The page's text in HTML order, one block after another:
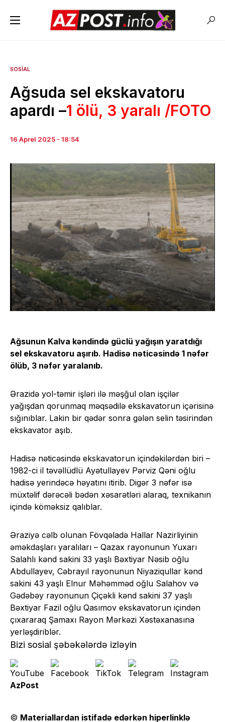
SOSIAL
Ağsuda sel ekskavatoru
apardı –1 ölü, 3 yaralı /FOTO
16 Aprel 2025 - 18:54
Ağsunun Kalva kəndində güclü yağışın yaratdığı
sel ekskavatoru aşırıb. Hadisə nəticəsində 1 nəfər
ölüb, 3 nəfər yaralanıb.
Ərazidə yol-təmir işləri ilə məşğul olan işçilər
yağışdan qorunmaq məqsədilə ekskavatorun içərisinə
sığınıblar. Lakin bir qədər sonra gələn selin təsirindən
ekskavator aşıb.
Hadisə nəticəsində ekskavatorun içindəkilərdən biri –
1982-ci il təvəllüdlü Ayətullayev Pərviz Qəni oğlu
hadisə yerindəcə həyatını itirib. Digər 3 nəfər isə
müxtəlif dərəcəli bədən xəsarətləri alaraq, texnikanın
içində köməksiz qalıblar.
Əraziyə cəlb olunan Fövqəladə Hallar Nazirliyinin
əməkdaşları yaralıları – Qazax rayonunun Yuxarı
Salahlı kənd sakini 33 yaşlı Bəxtiyar Nəsib oğlu
Abdullayev, Cəbrayıl rayonunun Niyaziqullar kənd
sakini 43 yaşlı Elnur Məhəmməd oğlu Salahov və
Gədəbəy rayonunun Çiçəkli kənd sakini 37 yaşlı
Bəxtiyar Fazil oğlu Qasımov ekskavatorun içindən
çıxararaq Şamaxı Rayon Mərkəzi Xəstəxanasına
yerləşdiriblər.
Bizi sosial şəbəkələrdə izləyin
AzPost
© Materiallardan istifadə edərkən hiperlinklə